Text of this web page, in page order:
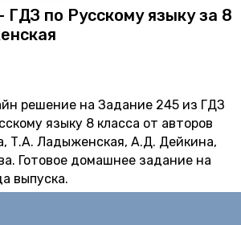
по Русскому языку за 8
решение на Задание 245 из ГДЗ
языку 8 класса от авторов
Т.А. Ладыженская, А.Д. Дейкина,
Готовое домашнее задание на
выпуска.